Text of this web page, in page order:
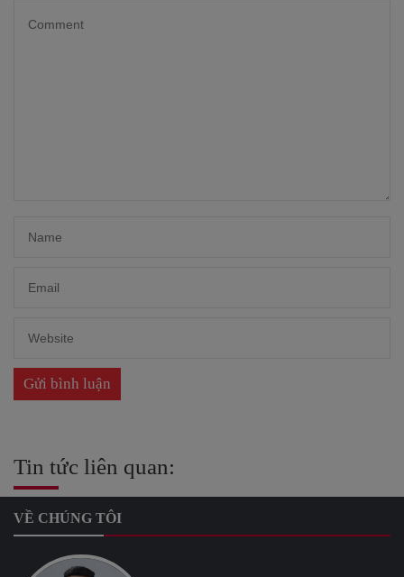
Tin tức liên quan:
VỀ CHÚNG TÔI